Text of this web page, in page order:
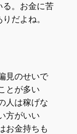
る。お金に苦
だよね。
見のせいで
とが多い
人は稼げな
方がいい
お金持ちも